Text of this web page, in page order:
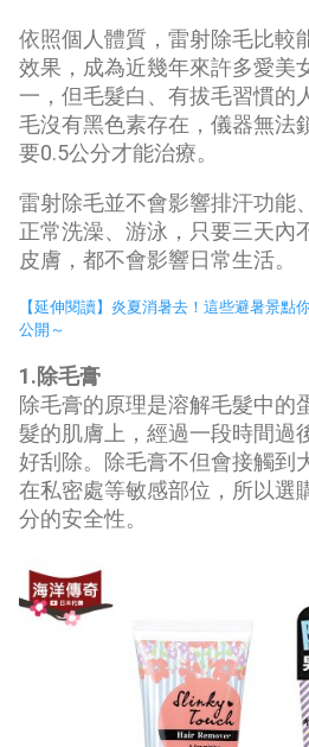
依照個人體質，雷射除毛比較
效果，成為近幾年來許多愛美
一，但毛髮白、有拔毛習慣的
毛沒有黑色素存在，儀器無法
要0.5公分才能治療。
雷射除毛並不會影響排汗功能
正常洗澡、游泳，只要三天內
皮膚，都不會影響日常生活。
【延伸閱讀】炎夏消暑去！這些避暑景點
公開～
1.除毛膏
除毛膏的原理是溶解毛髮中的
髮的肌膚上，經過一段時間過
好刮除。除毛膏不但會接觸到
在私密處等敏感部位，所以選
分的安全性。